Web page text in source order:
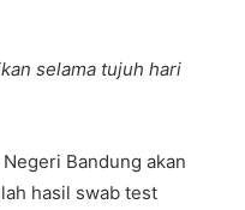
selama tujuh hari
Bandung akan
hasil swab test